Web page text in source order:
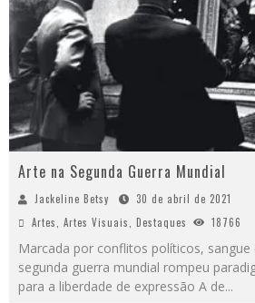
Arte na Segunda Guerra Mundial
Jackeline Betsy
30 de abril de 2021
Artes, Artes Visuais, Destaques 18766
Marcada por conflitos políticos,
segunda guerra mundial rompeu
para a liberdade de expressão A de...